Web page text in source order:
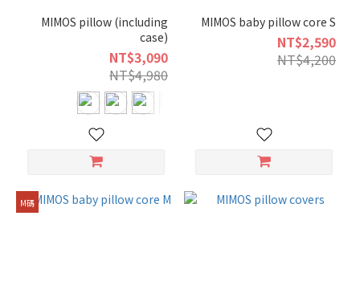
MIMOS pillow (including
case)
NT$3,090
NT$4,980
MIMOS baby pillow core S
NT$2,590
NT$4,200
M碼